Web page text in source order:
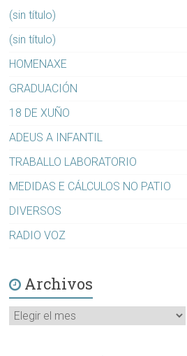
(sin título)
(sin título)
HOMENAXE
GRADUACIÓN
18 DE XUÑO
ADEUS A INFANTIL
TRABALLO LABORATORIO
MEDIDAS E CÁLCULOS NO PATIO
DIVERSOS
RADIO VOZ
Archivos
Archivos